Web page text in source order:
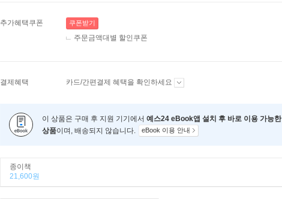
추가혜택쿠폰 쿠폰받기
주문금액대별 할인쿠폰
결제혜택 카드/간편결제 혜택을 확인하세요
이 상품은 구매 후 지원 기기에서 예스24 eBook앱 설치 후 바로 이용 가능한
상품이며, 배송되지 않습니다. eBook 이용 안내
종이책
21,600원